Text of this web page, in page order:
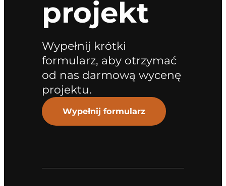
projekt
Wypełnij krótki
formularz, aby otrzymać
od nas darmową wycenę
projektu.
Wypełnij formularz